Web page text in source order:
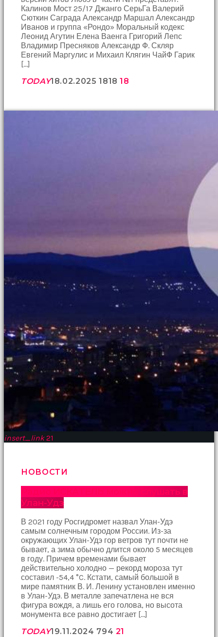
Калинов Мост 25/17 Джанго СерьГа Валерий
Сюткин Саграда Александр Маршал Александр
Иванов и группа «Рондо» Моральный кодекс
Леонид Агутин Елена Ваенга Григорий Лепс
Владимир Пресняков Александр Ф. Скляр
Евгений Маргулис и Михаил Клягин ЧайФ Гарик
[…]
TODAY18.02.2025 1818 18
insert_link 21
НОВОСТИ
Радио ИСКАТЕЛЬ можно слушать в
Улан-Удэ
В 2021 году Росгидромет назвал Улан-Удэ
самым солнечным городом России. Из-за
окружающих Улан-Удэ гор ветров тут почти не
бывает, а зима обычно длится около 5 месяцев
в году. Причем временами бывает
действительно холодно — рекорд мороза тут
составил -54,4 °C. Кстати, самый большой в
мире памятник В. И. Ленину установлен именно
в Улан-Удэ. В металле запечатлена не вся
фигура вождя, а лишь его голова, но высота
монумента все равно достигает […]
TODAY19.11.2024 794 21